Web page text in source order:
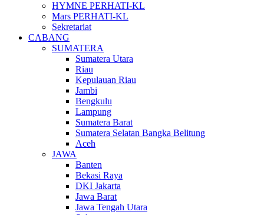
HYMNE PERHATI-KL
Mars PERHATI-KL
Sekretariat
CABANG
SUMATERA
Sumatera Utara
Riau
Kepulauan Riau
Jambi
Bengkulu
Lampung
Sumatera Barat
Sumatera Selatan Bangka Belitung
Aceh
JAWA
Banten
Bekasi Raya
DKI Jakarta
Jawa Barat
Jawa Tengah Utara